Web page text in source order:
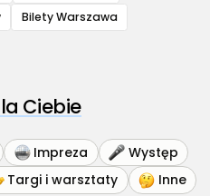
Bilety Warszawa
Ciebie
Impreza
Występ
Targi i warsztaty Inne